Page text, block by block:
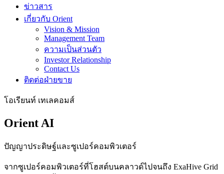
ข่าวสาร
เกี่ยวกับ Orient
Vision & Mission
Management Team
ความเป็นส่วนตัว
Investor Relationship
Contact Us
ติดต่อฝ่ายขาย
โอเรียนท์ เทเลคอมส์
Orient AI
ปัญญาประดิษฐ์และซูเปอร์คอมพิวเตอร์
จากซูเปอร์คอมพิวเตอร์ที่โฮสต์บนคลาวด์ไปจนถึง ExaHive Grid